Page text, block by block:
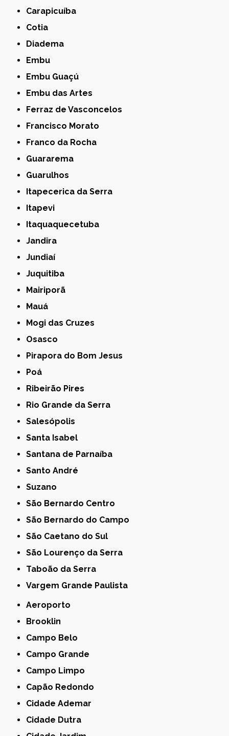
Carapicuíba
Cotia
Diadema
Embu
Embu Guaçú
Embu das Artes
Ferraz de Vasconcelos
Francisco Morato
Franco da Rocha
Guararema
Guarulhos
Itapecerica da Serra
Itapevi
Itaquaquecetuba
Jandira
Jundiaí
Juquitiba
Mairiporã
Mauá
Mogi das Cruzes
Osasco
Pirapora do Bom Jesus
Poá
Ribeirão Pires
Rio Grande da Serra
Salesópolis
Santa Isabel
Santana de Parnaíba
Santo André
Suzano
São Bernardo Centro
São Bernardo do Campo
São Caetano do Sul
São Lourenço da Serra
Taboão da Serra
Vargem Grande Paulista
Aeroporto
Brooklin
Campo Belo
Campo Grande
Campo Limpo
Capão Redondo
Cidade Ademar
Cidade Dutra